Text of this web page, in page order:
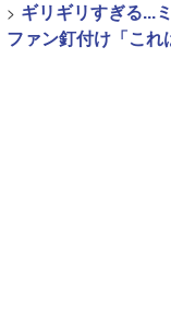
> ギリギリすぎる...
ファン釘付け「これ